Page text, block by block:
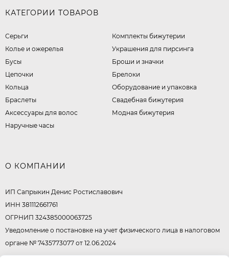
КАТЕГОРИИ ТОВАРОВ
Серьги
Колье и ожерелья
Бусы
Цепочки
Кольца
Браслеты
Аксессуары для волос
Наручные часы
Комплекты бижутерии
Украшения для пирсинга
Броши и значки
Брелоки
Оборудование и упаковка
Свадебная бижутерия
Модная бижутерия
О КОМПАНИИ
ИП Сапрыкин Денис Ростиславович
ИНН 381112661761
ОГРНИП 324385000063725
Уведомление о постановке на учет физического лица в налоговом
органе № 7435773077 от 12.06.2024